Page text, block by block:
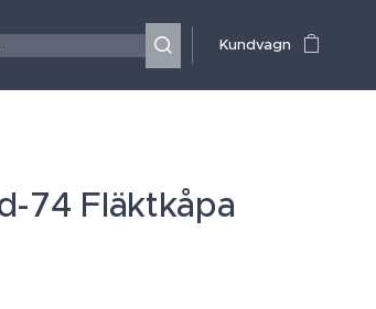
Kundvagn
74 Fläktkåpa